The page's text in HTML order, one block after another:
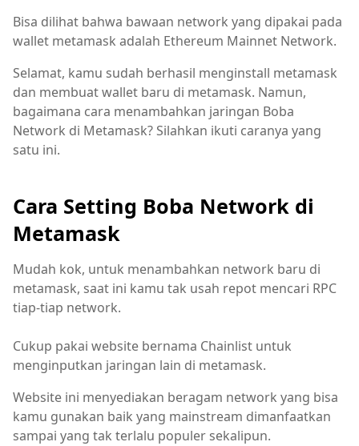
Bisa dilihat bahwa bawaan network yang dipakai pada
wallet metamask adalah Ethereum Mainnet Network.
Selamat, kamu sudah berhasil menginstall metamask
dan membuat wallet baru di metamask. Namun,
bagaimana cara menambahkan jaringan Boba
Network di Metamask? Silahkan ikuti caranya yang
satu ini.
Cara Setting Boba Network di
Metamask
Mudah kok, untuk menambahkan network baru di
metamask, saat ini kamu tak usah repot mencari RPC
tiap-tiap network.
Cukup pakai website bernama Chainlist untuk
menginputkan jaringan lain di metamask.
Website ini menyediakan beragam network yang bisa
kamu gunakan baik yang mainstream dimanfaatkan
sampai yang tak terlalu populer sekalipun.